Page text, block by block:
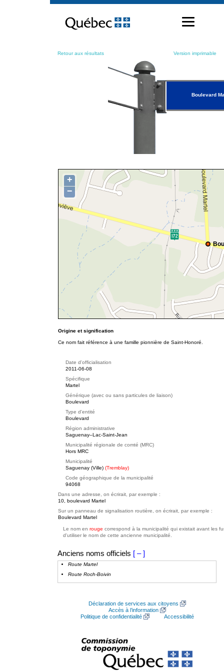
contenu
Retour aux résultats Version imprimable
Boulevard
+
−
Origine et signification
Ce nom fait référence à une famille pionnière de Saint-Honoré.
Date d'officialisation
2011-06-08
Spécifique
Martel
Générique (avec ou sans particules de liaison)
Boulevard
Type d'entité
Boulevard
Région administrative
Saguenay–Lac-Saint-Jean
Municipalité régionale de comté (MRC)
Hors MRC
Municipalité
Saguenay (Ville) (Tremblay)
Code géographique de la municipalité
94068
Dans une adresse, on écrirait, par exemple :
10, boulevard Martel
Sur un panneau de signalisation routière, on écrirait, par exemple :
Boulevard Martel
Le nom en rouge correspond à la municipalité qui existait avant les
d'utiliser le nom de cette ancienne municipalité.
Anciens noms officiels [ – ]
Route Martel
Route Roch-Boivin
Déclaration de services aux citoyens
Accès à l’information
Politique de confidentialité
Accessibilité